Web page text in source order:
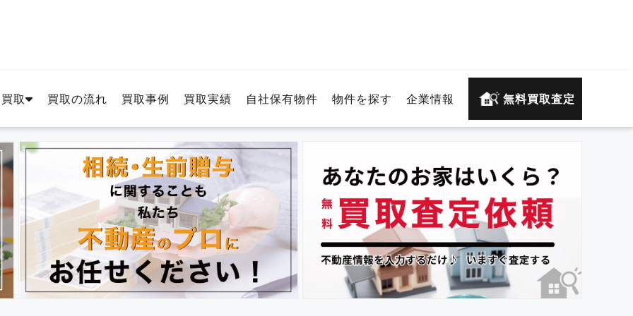
取 買取の流れ 買取事例 買取実績 自社保有物件 物件を探す 企業情報 無料買取査定